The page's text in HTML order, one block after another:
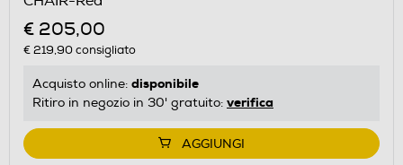
€ 205,00
€ 219,90consigliato
Acquisto online: disponibile
Ritiro in negozio in 30' gratuito: verifica
AGGIUNGI